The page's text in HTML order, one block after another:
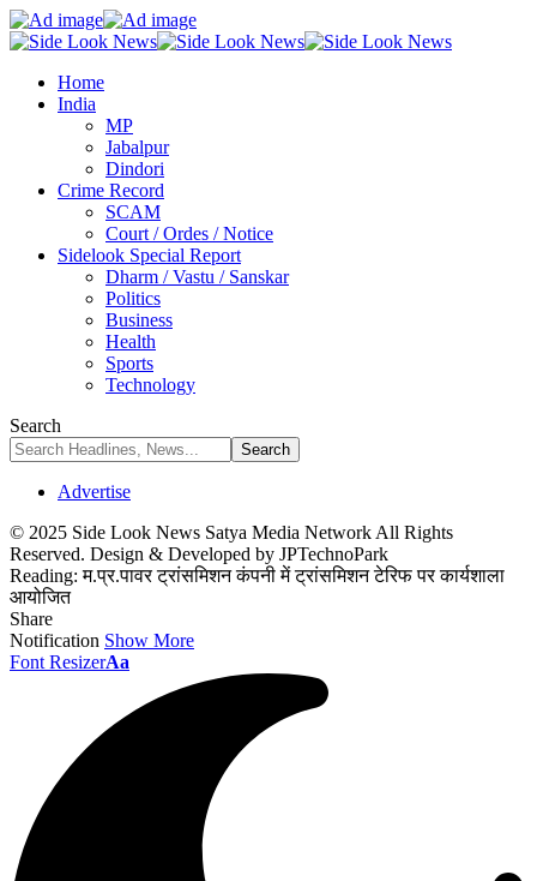
Home
India
MP
Jabalpur
Dindori
Crime Record
SCAM
Court / Ordes / Notice
Sidelook Special Report
Dharm / Vastu / Sanskar
Politics
Business
Health
Sports
Technology
Search
Advertise
© 2025 Side Look News Satya Media Network All Rights
Reserved. Design & Developed by JPTechnoPark
Reading: म.प्र.पावर ट्रांसमिशन कंपनी में ट्रांसमिशन टेरिफ पर कार्यशाला
आयोजित
Share
Notification Show More
Font ResizerAa